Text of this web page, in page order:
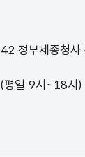
정부세종청사
(평일 9시~18시)